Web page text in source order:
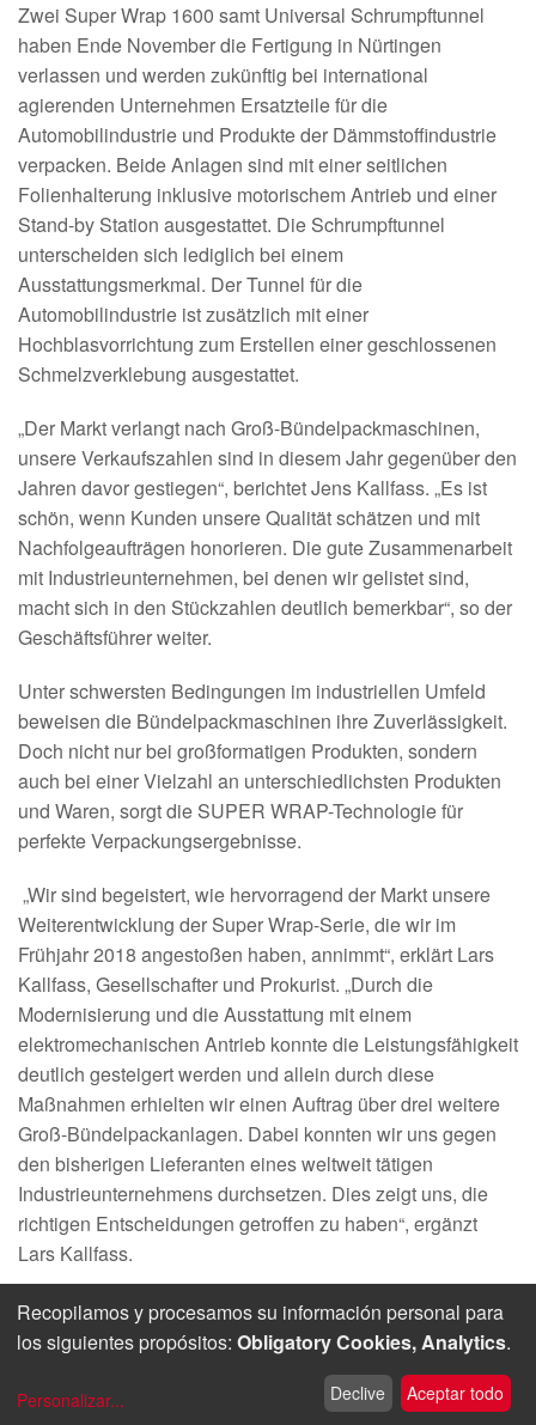
Zwei Super Wrap 1600 samt Universal Schrumpftunnel
haben Ende November die Fertigung in Nürtingen
verlassen und werden zukünftig bei international
agierenden Unternehmen Ersatzteile für die
Automobilindustrie und Produkte der Dämmstoffindustrie
verpacken. Beide Anlagen sind mit einer seitlichen
Folienhalterung inklusive motorischem Antrieb und einer
Stand-by Station ausgestattet. Die Schrumpftunnel
unterscheiden sich lediglich bei einem
Ausstattungsmerkmal. Der Tunnel für die
Automobilindustrie ist zusätzlich mit einer
Hochblasvorrichtung zum Erstellen einer geschlossenen
Schmelzverklebung ausgestattet.
„Der Markt verlangt nach Groß-Bündelpackmaschinen,
unsere Verkaufszahlen sind in diesem Jahr gegenüber den
Jahren davor gestiegen“, berichtet Jens Kallfass. „Es ist
schön, wenn Kunden unsere Qualität schätzen und mit
Nachfolgeaufträgen honorieren. Die gute Zusammenarbeit
mit Industrieunternehmen, bei denen wir gelistet sind,
macht sich in den Stückzahlen deutlich bemerkbar“, so der
Geschäftsführer weiter.
Unter schwersten Bedingungen im industriellen Umfeld
beweisen die Bündelpackmaschinen ihre Zuverlässigkeit.
Doch nicht nur bei großformatigen Produkten, sondern
auch bei einer Vielzahl an unterschiedlichsten Produkten
und Waren, sorgt die SUPER WRAP-Technologie für
perfekte Verpackungsergebnisse.
„Wir sind begeistert, wie hervorragend der Markt unsere
Weiterentwicklung der Super Wrap-Serie, die wir im
Frühjahr 2018 angestoßen haben, annimmt“, erklärt Lars
Kallfass, Gesellschafter und Prokurist. „Durch die
Modernisierung und die Ausstattung mit einem
elektromechanischen Antrieb konnte die Leistungsfähigkeit
deutlich gesteigert werden und allein durch diese
Maßnahmen erhielten wir einen Auftrag über drei weitere
Groß-Bündelpackanlagen. Dabei konnten wir uns gegen
den bisherigen Lieferanten eines weltweit tätigen
Industrieunternehmens durchsetzen. Dies zeigt uns, die
richtigen Entscheidungen getroffen zu haben“, ergänzt
Lars Kallfass.
© 2026 Kallfass Verpackungsmaschinen GmbH
Recopilamos y procesamos su información personal para
los siguientes propósitos: Obligatory Cookies, Analytics.
Personalizar... Declive Aceptar todo